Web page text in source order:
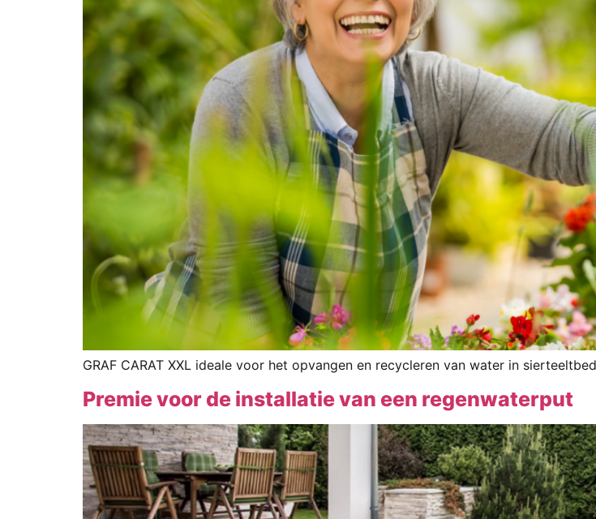
GRAF CARAT XXL ideale voor het opvangen en recycleren van water in
Premie voor de installatie van een regenwaterput